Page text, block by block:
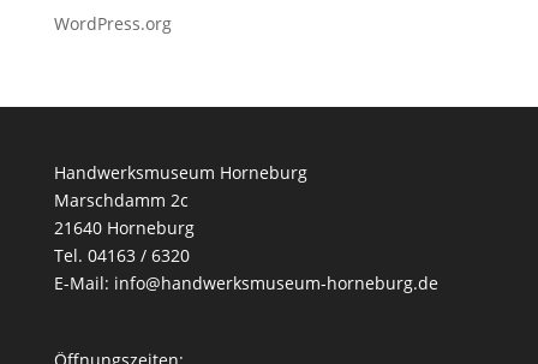
WordPress.org
Handwerksmuseum Horneburg
Marschdamm 2c
21640 Horneburg
Tel. 04163 / 6320
E-Mail: info@handwerksmuseum-horneburg.de